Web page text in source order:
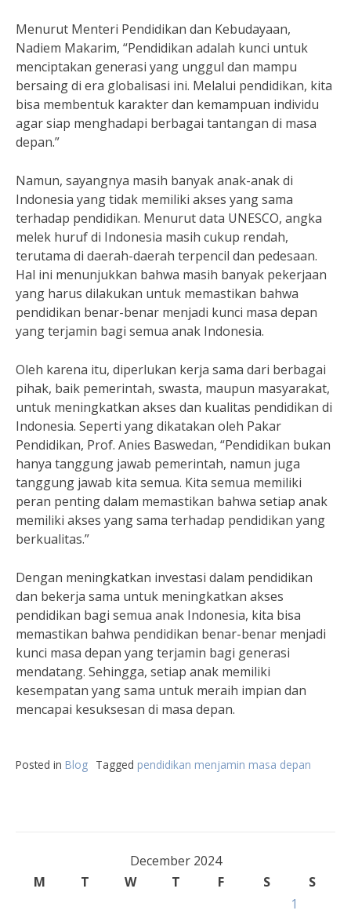
Menurut Menteri Pendidikan dan Kebudayaan,
Nadiem Makarim, “Pendidikan adalah kunci untuk
menciptakan generasi yang unggul dan mampu
bersaing di era globalisasi ini. Melalui pendidikan, kita
bisa membentuk karakter dan kemampuan individu
agar siap menghadapi berbagai tantangan di masa
depan.”
Namun, sayangnya masih banyak anak-anak di
Indonesia yang tidak memiliki akses yang sama
terhadap pendidikan. Menurut data UNESCO, angka
melek huruf di Indonesia masih cukup rendah,
terutama di daerah-daerah terpencil dan pedesaan.
Hal ini menunjukkan bahwa masih banyak pekerjaan
yang harus dilakukan untuk memastikan bahwa
pendidikan benar-benar menjadi kunci masa depan
yang terjamin bagi semua anak Indonesia.
Oleh karena itu, diperlukan kerja sama dari berbagai
pihak, baik pemerintah, swasta, maupun masyarakat,
untuk meningkatkan akses dan kualitas pendidikan di
Indonesia. Seperti yang dikatakan oleh Pakar
Pendidikan, Prof. Anies Baswedan, “Pendidikan bukan
hanya tanggung jawab pemerintah, namun juga
tanggung jawab kita semua. Kita semua memiliki
peran penting dalam memastikan bahwa setiap anak
memiliki akses yang sama terhadap pendidikan yang
berkualitas.”
Dengan meningkatkan investasi dalam pendidikan
dan bekerja sama untuk meningkatkan akses
pendidikan bagi semua anak Indonesia, kita bisa
memastikan bahwa pendidikan benar-benar menjadi
kunci masa depan yang terjamin bagi generasi
mendatang. Sehingga, setiap anak memiliki
kesempatan yang sama untuk meraih impian dan
mencapai kesuksesan di masa depan.
Posted in Blog Tagged pendidikan menjamin masa depan
December 2024
M
T W T F S
S
1